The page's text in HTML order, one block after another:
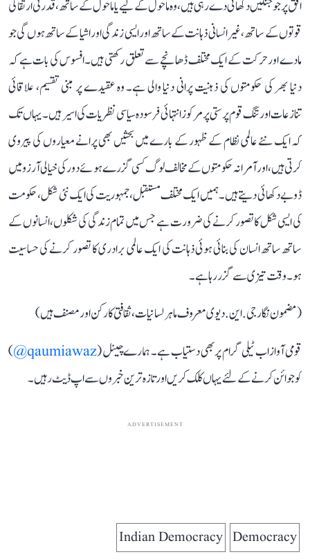
افق پر جو جنگیں دکھائی دے رہی ہیں، وہ ماحول کے لیے یا ماحول کے ساتھ، قدرتی ارتقا کی
قوتوں کے ساتھ، غیر انسانی ذہانت کے ساتھ اور ایسی زندگی اور اشیا کے ساتھ ہوں گی جو
مادے اور حرکت کے ایک مختلف ڈھانچے سے تعلق رکھتی ہیں۔ افسوس کی بات ہے کہ
دنیا بھر کی حکومتوں کی ذہنیت پرانی دنیا والی ہے۔ وہ عقیدے پر مبنی تقسیم، علاقائی
تنازعات اور تنگ قوم پرستی پر مرکوز انتہائی فرسودہ سیاسی نظریات کی اسیر ہیں۔ یہاں تک
کہ ایک نئے عالمی نظام کے ظہور کے بارے میں بحثیں بھی پرانے معیاروں کی پیروی
کرتی ہیں، اور آمرانہ حکومتوں کے مخالف لوگ کسی گزرے ہوئے دور کی خیالی آرزو میں
ڈوبے دکھائی دیتے ہیں۔ ہمیں ایک مختلف مستقبل، جمہوریت کی ایک نئی شکل، حکومت
کی ایسی شکل کا تصور کرنے کی ضرورت ہے جس میں تمام زندگی کی شکلوں، انسانوں کے
ساتھ ساتھ انسان کی بنائی ہوئی ذہانت کی ایک عالمی برادری کا تصور کرنے کی حساسیت
ہو۔ وقت تیزی سے گزر رہا ہے۔
(مضمون نگار جی. این. دیوی معروف ماہر لسانیات، ثقافتی کارکن اور مصنف ہیں)
قومی آواز اب ٹیلی گرام پر بھی دستیاب ہے۔ ہمارے چینل (qaumiawaz@
)
کو جوائن کرنے کے لئے یہاں کلک کریں اور تازہ ترین خبروں سے اپ ڈیٹ رہیں۔
ADVERTISEMENT
Democracy
Indian Democracy